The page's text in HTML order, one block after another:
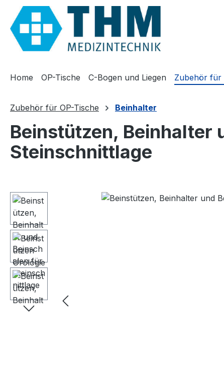
Hauptinhalt springen
Zur Suche springen
Zur Hauptnavigation springen
Home OP-Tische C-Bogen und Liegen Zubehör für
Zubehör für OP-Tische Beinhalter
Beinstützen, Beinhalter
Steinschnittlage